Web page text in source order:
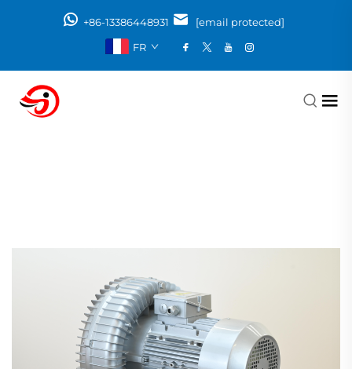
+86-13386448931
[email protected]
FR